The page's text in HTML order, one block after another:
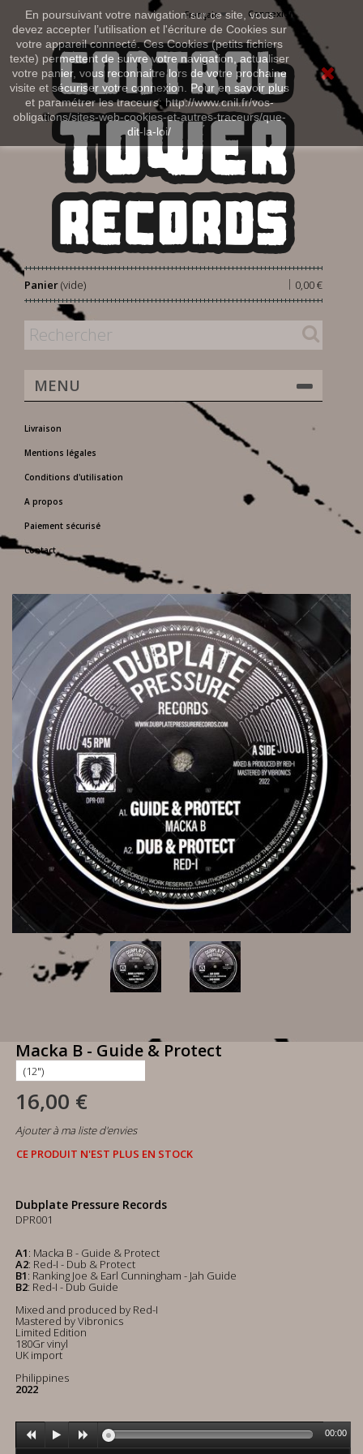
En poursuivant votre navigation sur ce site, vous
devez accepter l’utilisation et l'écriture de Cookies sur
votre appareil connecté. Ces Cookies (petits fichiers
texte) permettent de suivre votre navigation, actualiser
votre panier, vous reconnaitre lors de votre prochaine
visite et sécuriser votre connexion. Pour en savoir plus
et paramétrer les traceurs: http://www.cnil.fr/vos-
obligations/sites-web-cookies-et-autres-traceurs/que-
dit-la-loi/
Connexion
Français
Panier 0,00 €
|
(vide)
MENU
Livraison
Mentions légales
Conditions d'utilisation
A propos
Paiement sécurisé
Contact
Macka B - Guide & Protect
16,00 €
Ajouter à ma liste d'envies
CE PRODUIT N'EST PLUS EN STOCK
Dubplate Pressure Records
DPR001
A1: Macka B - Guide & Protect
A2: Red-I - Dub & Protect
B1: Ranking Joe & Earl Cunningham - Jah Guide
B2: Red-I - Dub Guide
Mixed and produced by Red-I
Mastered by Vibronics
Limited Edition
180Gr vinyl
UK import
Philippines
2022
00:00